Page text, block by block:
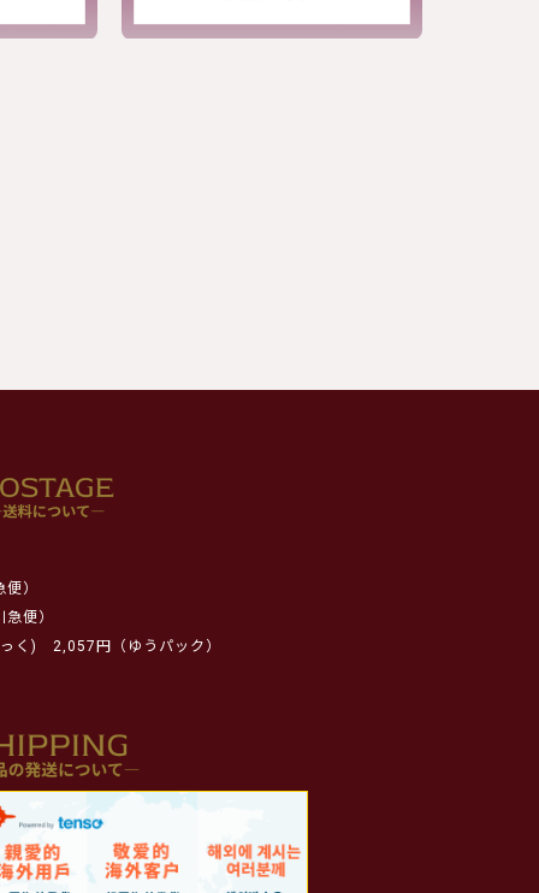
）
便）
く)
2,057円（ゆうパック）